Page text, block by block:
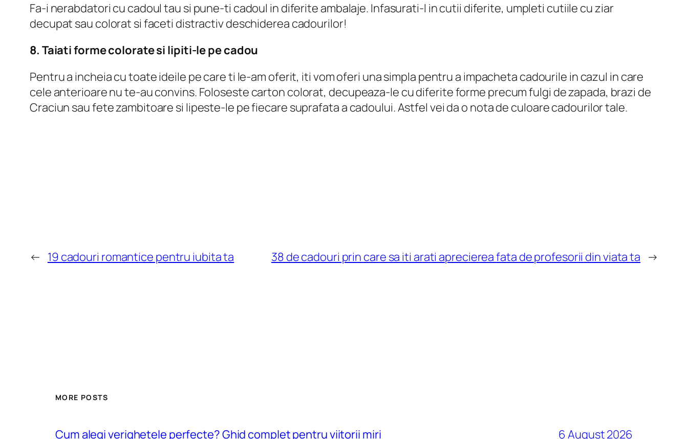
Fa-i nerabdatori cu cadoul tau si pune-ti cadoul in diferite ambalaje. Infasurati-l in cutii diferite, umpleti cutiile cu ziar
decupat sau colorat si faceti distractiv deschiderea cadourilor!
8. Taiati forme colorate si lipiti-le pe cadou
Pentru a incheia cu toate ideile pe care ti le-am oferit, iti vom oferi una simpla pentru a impacheta cadourile in cazul in care
cele anterioare nu te-au convins. Foloseste carton colorat, decupeaza-le cu diferite forme precum fulgi de zapada, brazi de
Craciun sau fete zambitoare si lipeste-le pe fiecare suprafata a cadoului. Astfel vei da o nota de culoare cadourilor tale.
← 19 cadouri romantice pentru iubita ta 38 de cadouri prin care sa iti arati aprecierea fata de profesorii din viata ta →
MORE POSTS
Cum alegi verighetele perfecte? Ghid complet pentru viitorii miri 6 August 2026